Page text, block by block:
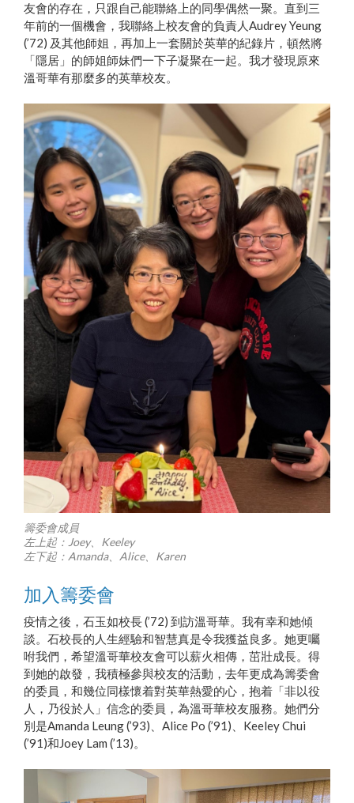
友會的存在，只跟自己能聯絡上的同學偶然一聚。直到三
年前的一個機會，我聯絡上校友會的負責人Audrey Yeung
(’72) 及其他師姐，再加上一套關於英華的紀錄片，頓然將
「隱居」的師姐師妹們一下子凝聚在一起。我才發現原來
溫哥華有那麼多的英華校友。
籌委會成員
左上起：Joey、Keeley
左下起：Amanda、Alice、Karen
加入籌委會
疫情之後，石玉如校長 (’72) 到訪溫哥華。我有幸和她傾
談。石校長的人生經驗和智慧真是令我獲益良多。她更囑
咐我們，希望溫哥華校友會可以薪火相傳，茁壯成長。得
到她的啟發，我積極參與校友的活動，去年更成為籌委會
的委員，和幾位同樣懷着對英華熱愛的心，抱着「非以役
人，乃役於人」信念的委員，為溫哥華校友服務。她們分
別是Amanda Leung (’93)、Alice Po (’91)、Keeley Chui
(’91)和Joey Lam (’13)。